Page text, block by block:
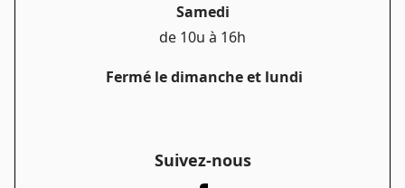
Samedi
de 10u à 16h
Fermé le dimanche et lundi
Suivez-nous